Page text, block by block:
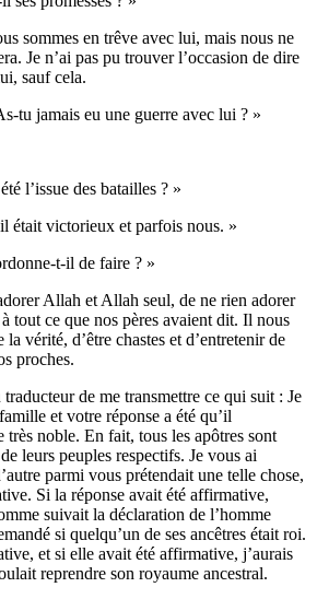
sommes en trêve avec lui, mais nous ne
Je n’ai pas pu trouver l’occasion de dire
sauf cela.
tu jamais eu une guerre avec lui ? »
l’issue des batailles ? »
était victorieux et parfois nous. »
t-il de faire ? »
Allah et Allah seul, de ne rien adorer
tout ce que nos pères avaient dit. Il nous
vérité, d’être chastes et d’entretenir de
proches.
de me transmettre ce qui suit : Je
et votre réponse a été qu’il
très noble. En fait, tous les apôtres sont
leurs peuples respectifs. Je vous ai
parmi vous prétendait une telle chose,
Si la réponse avait été affirmative,
suivait la déclaration de l’homme
si quelqu’un de ses ancêtres était roi.
et si elle avait été affirmative, j’aurais
reprendre son royaume ancestral.